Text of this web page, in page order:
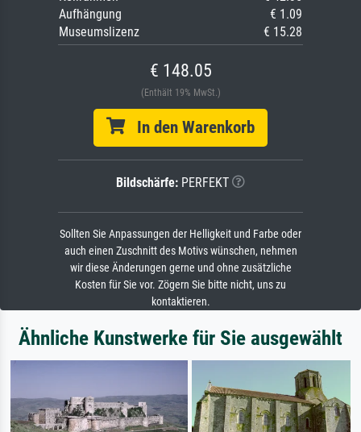
Aufhängung
€ 1.09
Museumslizenz
€ 15.28
€ 148.05
(Enthält 19% MwSt.)
In den Warenkorb
Bildschärfe: PERFEKT
Sollten Sie Anpassungen der Helligkeit und Farbe oder
auch einen Zuschnitt des Motivs wünschen, nehmen
wir diese Änderungen gerne und ohne zusätzliche
Kosten für Sie vor. Zögern Sie bitte nicht, uns zu
kontaktieren.
Ähnliche Kunstwerke für Sie ausgewählt